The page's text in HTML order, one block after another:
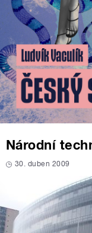
Národní
30. duben 2009